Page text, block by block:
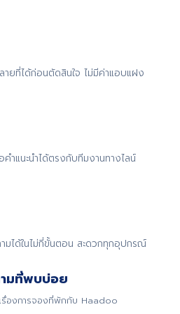
ายที่ได้ก่อนตัดสินใจ ไม่มีค่าแอบแฝง
ำแนะนำได้ตรงกับทีมงานทางไลน์
มได้ในไม่กี่ขั้นตอน สะดวกทุกอุปกรณ์
มที่พบบ่อย
รื่องการจองที่พักกับ Haadoo